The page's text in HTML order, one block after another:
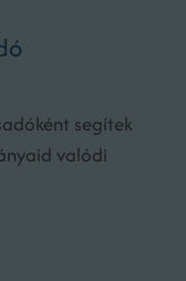
segítek
valódi